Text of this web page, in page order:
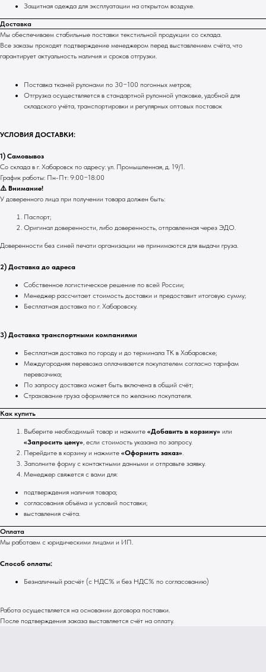
Защитная одежда для эксплуатации на открытом воздухе.
Доставка
Мы обеспечиваем стабильные поставки текстильной продукции со склада.
Все заказы проходят подтверждение менеджером перед выставлением счёта, что
гарантирует актуальность наличия и сроков отгрузки.
Поставка тканей рулонами по 30−100 погонных метров;
Отгрузка осуществляется в стандартной рулонной упаковке, удобной для
складского учёта, транспортировки и регулярных оптовых поставок
УСЛОВИЯ ДОСТАВКИ:
1) Самовывоз
Со склада в г. Хабаровск по адресу: ул. Промышленная, д. 19/1.
График работы: Пн-Пт: 9:00−18:00
⚠️ Внимание!
У доверенного лица при получении товара должен быть:
Паспорт;
Оригинал доверенности, либо доверенность, отправленная через ЭДО.
Доверенности без синей печати организации не принимаются для выдачи груза.
2) Доставка до адреса
Собственное логистическое решение по всей России;
Менеджер рассчитает стоимость доставки и предоставит итоговую сумму;
Бесплатная доставка по г. Хабаровску.
3) Доставка транспортными компаниями
Бесплатная доставка по городу и до терминала ТК в Хабаровске;
Междугородняя перевозка оплачивается покупателем согласно тарифам
перевозчика;
По запросу доставка может быть включена в общий счёт;
Страхование груза оформляется по желанию покупателя.
Как купить
Выберите необходимый товар и нажмите «Добавить в корзину» или
«Запросить цену», если стоимость указана по запросу.
Перейдите в корзину и нажмите «Оформить заказ».
Заполните форму с контактными данными и отправьте заявку.
Менеджер свяжется с вами для:
подтверждения наличия товара;
согласования объёма и условий поставки;
выставления счёта.
Оплата
Мы работаем с юридическими лицами и ИП.
Способ оплаты:
Безналичный расчёт (с НДС% и без НДС% по согласованию)
Работа осуществляется на основании договора поставки.
После подтверждения заказа выставляется счёт на оплату.